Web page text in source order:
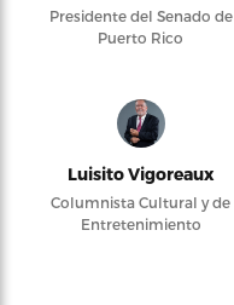
Presidente del Senado de
Puerto Rico
Luisito Vigoreaux
Columnista Cultural y de
Entretenimiento